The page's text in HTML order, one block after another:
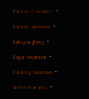
Ubrania streetwear
Ubrania rowerowe
Nakrycia głowy
Gogle rowerowe
Oklulary rowerowe
Jedzenie w góry